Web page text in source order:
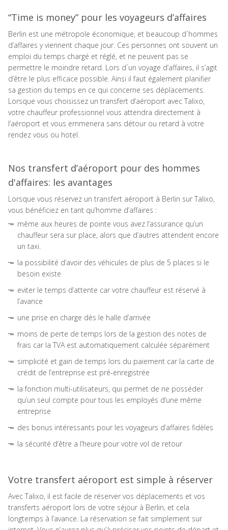
“Time is money” pour les voyageurs d’affaires
Berlin est une métropole économique, et beaucoup d´hommes
d’affaires y viennent chaque jour. Ces personnes ont souvent un
emploi du temps chargé et réglé, et ne peuvent pas se
permettre le moindre retard. Lors d´un voyage d’affaires, il s’agit
d’être le plus efficace possible. Ainsi il faut également planifier
sa gestion du temps en ce qui concerne ses déplacements.
Lorsque vous choisissez un transfert d’aéroport avec Talixo,
votre chauffeur professionnel vous attendra directement à
l’aéroport et vous emmenera sans détour ou retard à votre
rendez vous ou hotel.
Nos transfert d’aéroport pour des hommes
d'affaires: les avantages
Lorsque vous réservez un transfert aéroport à Berlin sur Talixo,
vous bénéficiez en tant qu’homme d’affaires :
même aux heures de pointe vous avez l’assurance qu’un
chauffeur sera sur place, alors que d’autres attendent encore
un taxi.
la possibilité d’avoir des véhicules de plus de 5 places si le
besoin existe
eviter le temps d’attente car votre chauffeur est réservé à
l’avance
une prise en charge dès le halle d’arrivée
moins de perte de temps lors de la gestion des notes de
frais car la TVA est automatiquement calculée séparément
simplicité et gain de temps lors du paiement car la carte de
crédit de l’entreprise est pré-enregistrée
la fonction multi-utilisateurs, qui permet de ne posséder
qu’un seul compte pour tous les employés d’une même
entreprise
des bonus intéressants pour les voyageurs d’affaires fidèles
la sécurité d’être a l’heure pour votre vol de retour
Votre transfert aéroport est simple à réserver
Avec Talixo, il est facile de réserver vos déplacements et vos
transferts aéroport lors de votre séjour à Berlin, et cela
longtemps à l’avance. La réservation se fait simplement sur